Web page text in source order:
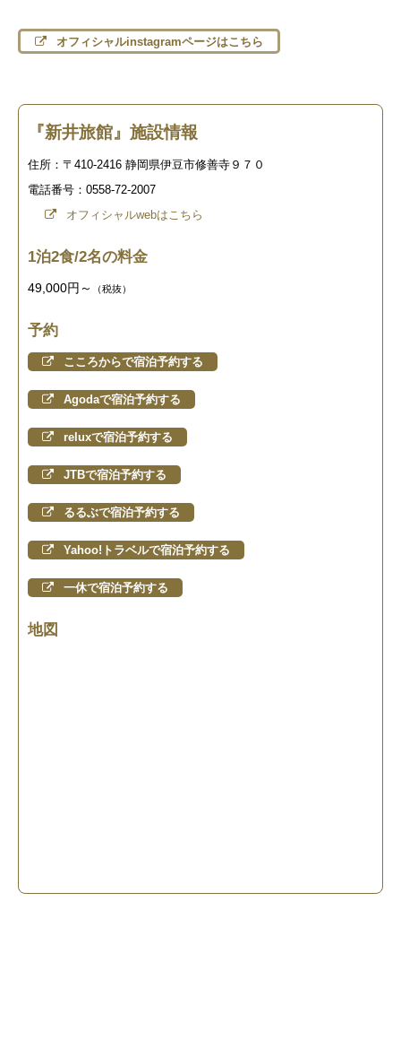
オフィシャルinstagramページはこちら
『新井旅館』施設情報
住所：〒410-2416 静岡県伊豆市修善寺９７０
電話番号：0558-72-2007
オフィシャルwebはこちら
1泊2食/2名の料金
49,000円～ （税抜）
予約
こころからで宿泊予約する
Agodaで宿泊予約する
reluxで宿泊予約する
JTBで宿泊予約する
るるぶで宿泊予約する
Yahoo!トラベルで宿泊予約する
一休で宿泊予約する
地図